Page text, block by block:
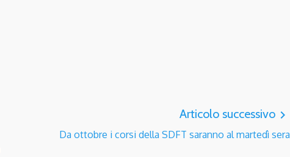
Articolo successivo navigate_next
Da ottobre i corsi della SDFT saranno al martedì sera